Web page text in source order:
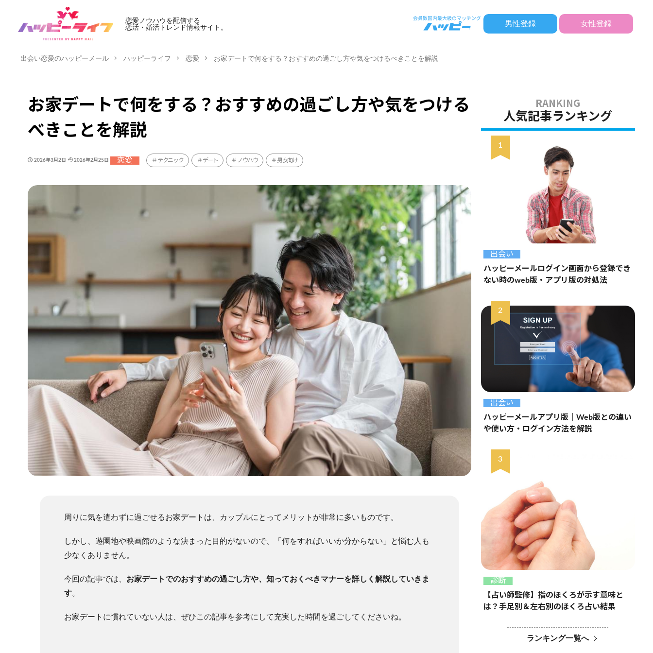
恋愛ノウハウを配信する
恋活・婚活トレンド情報サイト。
男性登録 女性登録
出会い恋愛のハッピーメール ハッピーライフ 恋愛 お家デートで何をする？おすすめの過ごし方や気をつけるべきことを解説
お家デートで何をする？おすすめの過ごし方や気をつける
べきことを解説
2026年3月2日 2026年2月25日 恋愛 テクニック デート ノウハウ 男女向け
周りに気を遣わずに過ごせるお家デートは、カップルにとってメリットが非常に多いものです。
しかし、遊園地や映画館のような決まった目的がないので、「何をすればいいか分からない」と悩む人も
少なくありません。
今回の記事では、 お家デートでのおすすめの過ごし方や、知っておくべきマナーを詳しく解説していきま
す。
お家デートに慣れていない人は、ぜひこの記事を参考にして充実した時間を過ごしてくださいね。
人気記事ランキング
出会い
ハッピーメールログイン画面から登録でき
ない時のweb版・アプリ版の対処法
出会い
ハッピーメールアプリ版｜Web版との違い
や使い方・ログイン方法を解説
診断
【占い師監修】指のほくろが示す意味と
は？手足別＆左右別のほくろ占い結果
ランキング一覧へ